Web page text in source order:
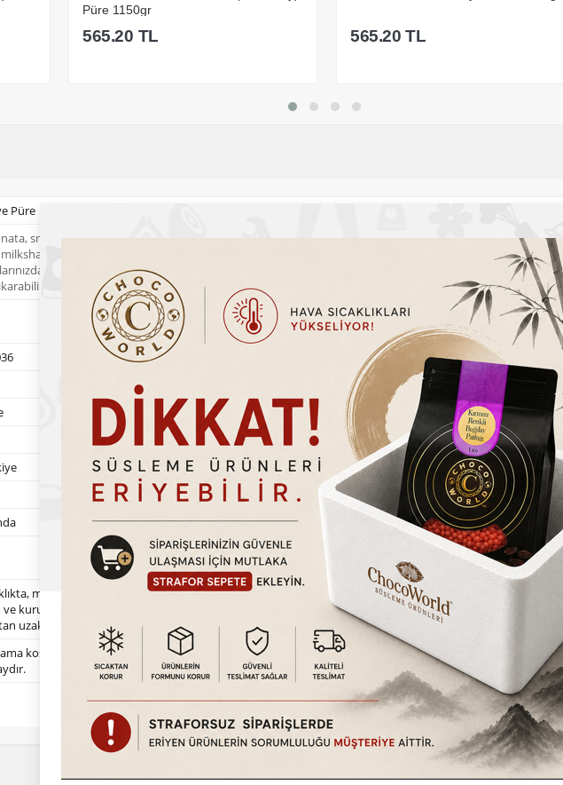
Püre 1150gr
565.20 TL 565.20 TL
Püre
smoothie,
ve
max. %70 bağıl
ve kuru bir yerde, kokudan
uzakta saklanır.
koşullarında